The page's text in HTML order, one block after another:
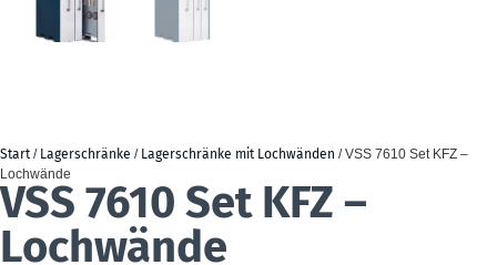
Start/ Lagerschränke / Lagerschränke mit Lochwänden / VSS 7610 Set KFZ –
Lochwände
VSS 7610 Set KFZ –
Lochwände